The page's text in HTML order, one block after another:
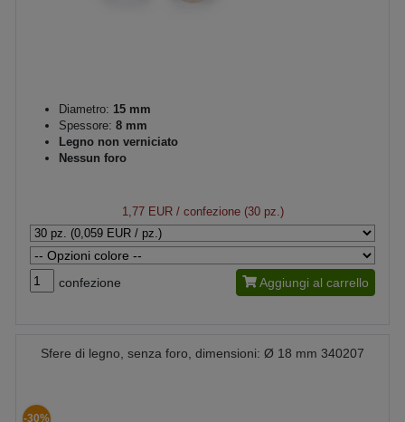
Diametro: 15 mm
Spessore: 8 mm
Legno non verniciato
Nessun foro
1,77 EUR/ confezione (30 pz.)
confezione Aggiungi al carrello
Sfere di legno, senza foro, dimensioni: Ø 18 mm 340207
-30%